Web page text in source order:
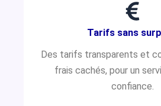
Tarifs sans
Des tarifs transparents et
frais cachés, pour un
confiance.